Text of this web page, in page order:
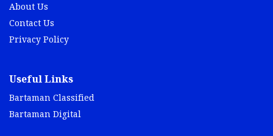
About Us
Contact Us
Privacy Policy
Useful Links
Bartaman Classified
Bartaman Digital